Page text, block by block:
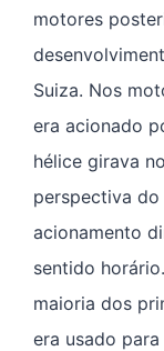
motores
Suiza. Nos
era acionado
hélice girava
perspectiva
acionamento
sentido
maioria dos
era usado